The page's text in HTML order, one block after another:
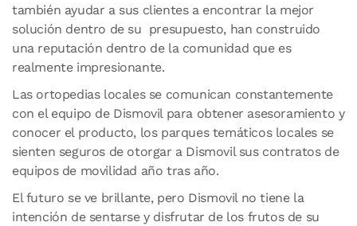
también ayudar a sus clientes a encontrar la mejor
solución dentro de su presupuesto, han construido
una reputación dentro de la comunidad que es
realmente impresionante.
Las ortopedias locales se comunican constantemente
con el equipo de Dismovil para obtener asesoramiento y
conocer el producto, los parques temáticos locales se
sienten seguros de otorgar a Dismovil sus contratos de
equipos de movilidad año tras año.
El futuro se ve brillante, pero Dismovil no tiene la
intención de sentarse y disfrutar de los frutos de su